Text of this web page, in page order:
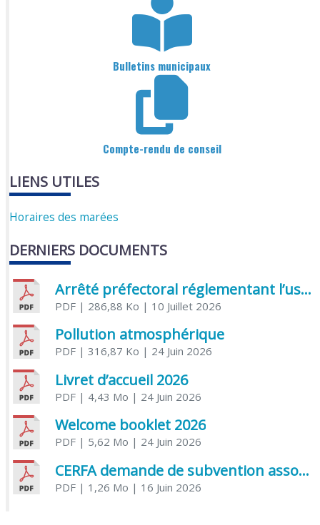
Bulletins municipaux
Compte-rendu de conseil
LIENS UTILES
Horaires des marées
DERNIERS DOCUMENTS
Arrêté préfectoral réglementant l’usage de l’eau
PDF| 286,88 Ko | 10 Juillet 2026
Pollution atmosphérique
PDF| 316,87 Ko | 24 Juin 2026
Livret d’accueil 2026
PDF| 4,43 Mo | 24 Juin 2026
Welcome booklet 2026
PDF| 5,62 Mo | 24 Juin 2026
CERFA demande de subvention association
PDF| 1,26 Mo | 16 Juin 2026